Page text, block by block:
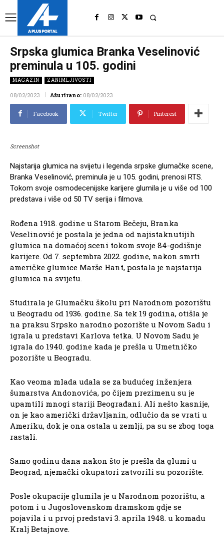
Srpska glumica Branka Veselinović
preminula u 105. godini
MAGAZIN ZANIMLJIVOSTI
08/02/2023 Ažurirano: 08/02/2023
Facebook Twitter Pinterest
Screenshot
Najstarija glumica na svijetu i legenda srpske glumačke scene,
Branka Veselinović, preminula je u 105. godini, prenosi RTS.
Tokom svoje osmodecenijske karijere glumila je u više od 100
predstava i više od 50 TV serija i filmova.
Rođena 1918. godine u Starom Bečeju, Branka
Veselinović je postala je jedna od najistaknutijih
glumica na domaćoj sceni tokom svoje 84-godišnje
karijere. Od 7. septembra 2022. godine, nakon smrti
američke glumice Marše Hant, postala je najstarija
glumica na svijetu.
Studirala je Glumačku školu pri Narodnom pozorištu
u Beogradu od 1936. godine. Sa tek 19 godina, otišla je
na praksu Srpsko narodno pozorište u Novom Sadu i
igrala u predstavi Karlova tetka. U Novom Sadu je
igrala do 1940. godine kada je prešla u Umetničko
pozorište u Beogradu.
Kao veoma mlada udala se za budućeg inženjera
šumarstva Andonovića, po čijem prezimenu su je
upamtili mnogi stariji Beograđani. Ali nešto kasnije,
on je kao američki državljanin, odlučio da se vrati u
Ameriku, dok je ona ostala u zemlji, pa su se zbog toga
rastali.
Samo godinu dana nakon što je prešla da glumi u
Beograd, njemački okupatori zatvorili su pozorište.
Posle okupacije glumila je u Narodnom pozorištu, a
potom i u Jugoslovenskom dramskom gdje se
pojavila i u prvoj predstavi 3. aprila 1948. u komadu
Kralj Betajnove.